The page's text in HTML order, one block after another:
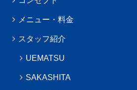
メニュー・料金
スタッフ紹介
UEMATSU
SAKASHITA